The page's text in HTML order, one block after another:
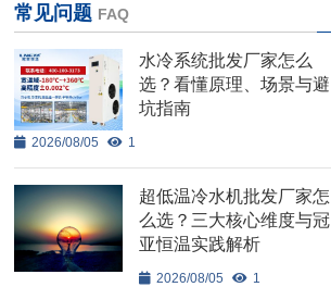
常见问题 FAQ
水冷系统批发厂家怎么
选？看懂原理、场景与避
坑指南
2026/08/05 1
超低温冷水机批发厂家怎
么选？三大核心维度与冠
亚恒温实践解析
2026/08/05 1